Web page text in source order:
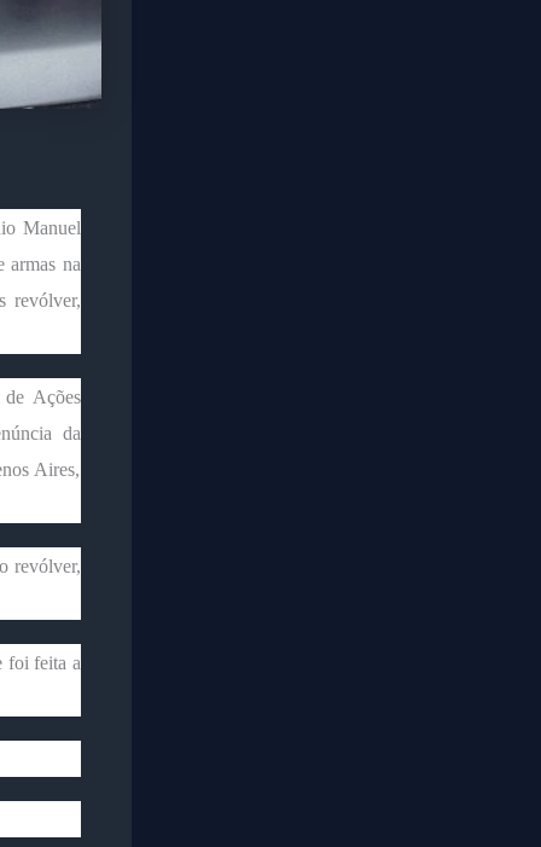
Manuel
armas na
revólver,
Ações
da
Aires,
revólver,
foi feita a